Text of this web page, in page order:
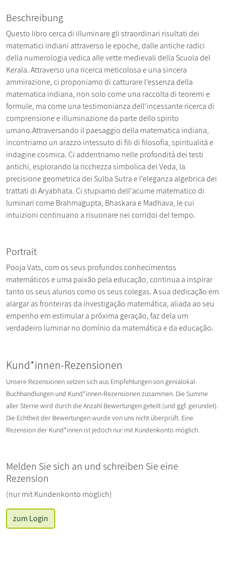
Beschreibung
Questo libro cerca di illuminare gli straordinari risultati dei
matematici indiani attraverso le epoche, dalle antiche radici
della numerologia vedica alle vette medievali della Scuola del
Kerala. Attraverso una ricerca meticolosa e una sincera
ammirazione, ci proponiamo di catturare l'essenza della
matematica indiana, non solo come una raccolta di teoremi e
formule, ma come una testimonianza dell'incessante ricerca di
comprensione e illuminazione da parte dello spirito
umano.Attraversando il paesaggio della matematica indiana,
incontriamo un arazzo intessuto di fili di filosofia, spiritualità e
indagine cosmica. Ci addentriamo nelle profondità dei testi
antichi, esplorando la ricchezza simbolica dei Veda, la
precisione geometrica dei Sulba Sutra e l'eleganza algebrica dei
trattati di Aryabhata. Ci stupiamo dell'acume matematico di
luminari come Brahmagupta, Bhaskara e Madhava, le cui
intuizioni continuano a risuonare nei corridoi del tempo.
Portrait
Pooja Vats, com os seus profundos conhecimentos
matemáticos e uma paixão pela educação, continua a inspirar
tanto os seus alunos como os seus colegas. A sua dedicação em
alargar as fronteiras da investigação matemática, aliada ao seu
empenho em estimular a próxima geração, faz dela um
verdadeiro luminar no domínio da matemática e da educação.
Kund*innen-Rezensionen
Unsere Rezensionen setzen sich aus Empfehlungen von genialokal-
Buchhandlungen und Kund*innen-Rezensionen zusammen. Die Summe
aller Sterne wird durch die Anzahl Bewertungen geteilt (und ggf. gerundet).
Die Echtheit der Bewertungen wurde von uns nicht überprüft. Eine
Rezension der Kund*innen ist jedoch nur mit Kundenkonto möglich.
Melden Sie sich an und schreiben Sie eine
Rezension
(nur mit Kundenkonto möglich)
zum Login